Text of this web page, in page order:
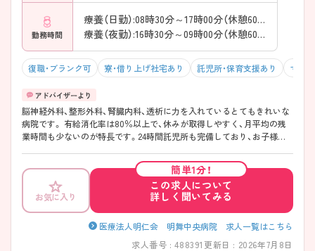
勤務時間
療養（日勤）:08時30分～17時00分（休憩60分）
療養（夜勤）:16時30分～09時00分（休憩60分）
復職・ブランク可 寮・借り上げ社宅あり 託児所・保育支援あり マイ
脳神経外科、整形外科、腎臓内科、透析に力を入れているとてもきれいな
病院です。 有給消化率は80％以上で、休みが取得しやすく、月平均の残
業時間も少ないのが特長です。24時間託児所も完備しており、お子様の
経験の浅い方でも、プリセプターをしっかりつけていただけるので、安心
です。是非、ご検討ください。
お気に入り
簡単1分！
この求人について
詳しく聞いてみる
医療法人明仁会 明舞中央病院 求人一覧はこちら
求人番号 : 488391 更新日 : 2026年7月8日